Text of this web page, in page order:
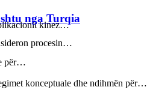
procesin…
konceptuale dhe ndihmën për…
kinez…
nga Turqia
për…